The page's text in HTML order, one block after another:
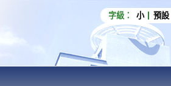
字級： 小 預設